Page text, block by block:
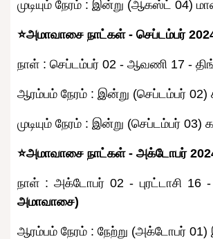
முடியும் நேரம் : இன்று (ஆகஸ்ட் 04)
⭐அமாவாசை நாட்கள் - செப்டம்பர்
நாள் : செப்டம்பர் 02 - ஆவணி 17 -
ஆரம்பம் நேரம் : இன்று (செப்டம்பர் 02)
முடியும் நேரம் : இன்று (செப்டம்பர் 03)
⭐அமாவாசை நாட்கள் - அக்டோபர்
நாள் : அக்டோபர் 02 - புரட்டாசி 16 -
அமாவாசை)
ஆரம்பம் நேரம் : நேற்று (அக்டோபர் 01)